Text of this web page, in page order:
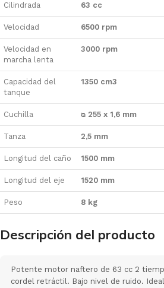
Cilindrada 63 cc
Velocidad 6500 rpm
Velocidad en
marcha lenta
3000 rpm
Capacidad del
tanque
1350 cm3
Cuchilla ᴓ 255 x 1,6 mm
Tanza 2,5 mm
Longitud del caño 1500 mm
Longitud del eje 1520 mm
Peso 8 kg
Descripción del producto
Potente motor naftero de 63 cc 2
cordel retráctil. Bajo nivel de ruido.